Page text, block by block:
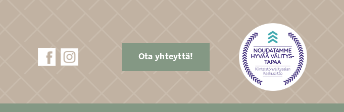
Ota yhteyttä!